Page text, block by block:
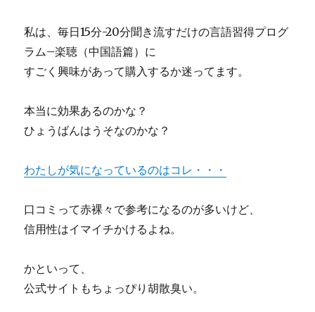
私は、毎日15分-20分聞き流すだけの言語習得プログ
ラム–楽聴（中国語篇）に
すごく興味があって購入するか迷ってます。
本当に効果あるのかな？
ひょうばんはうそなのかな？
わたしが気になっているのはコレ・・・
口コミって赤裸々で参考になるのが多いけど、
信用性はイマイチかけるよね。
かといって、
公式サイトもちょっぴり胡散臭い。